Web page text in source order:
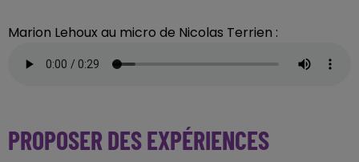
Marion Lehoux au micro de Nicolas Terrien :
PROPOSER DES EXPÉRIENCES